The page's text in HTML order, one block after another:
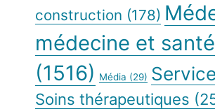
construction (178)
médecine et santé
(1516) Média (29) Service
Soins thérapeutiques